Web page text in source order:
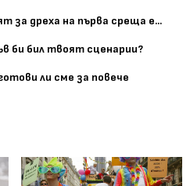
за дреха на първа среща е...
би бил твоят сценарии?
ли сме за повече